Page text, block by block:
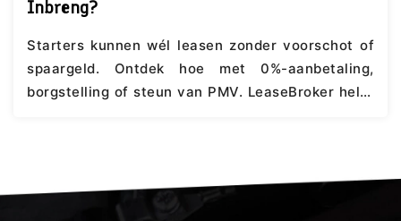
Inbreng?
Starters kunnen wél leasen zonder voorschot of
spaargeld. Ontdek hoe met 0%-aanbetaling,
borgstelling of steun van PMV. LeaseBroker helpt